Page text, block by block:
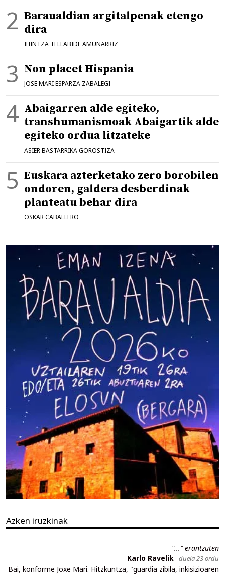
Baraualdian argitalpenak etengo
dira
IHINTZA TELLABIDE AMUNARRIZ
Non placet Hispania
JOSE MARI ESPARZA ZABALEGI
Abaigarren alde egiteko,
transhumanismoak Abaigartik alde
egiteko ordua litzateke
ASIER BASTARRIKA GOROSTIZA
Euskara azterketako zero borobilen
ondoren, galdera desberdinak
planteatu behar dira
OSKAR CABALLERO
Azken iruzkinak
"..." erantzuten
Karlo Ravelik duela 23 ordu
Bai, konforme Joxe Mari. Hitzkuntza, "guardia zibila, inkisizioaren